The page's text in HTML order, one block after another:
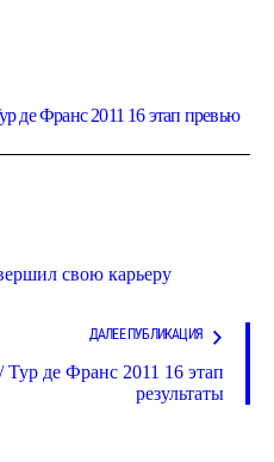
де Франс 2011 16 этап превью
свою карьеру
ДАЛЕЕ ПУБЛИКАЦИЯ
Тур де Франс 2011 16 этап
результаты